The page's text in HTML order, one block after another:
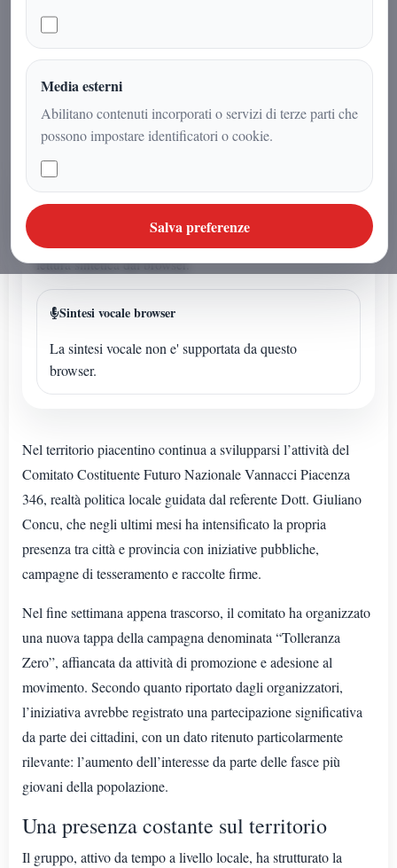
raccolte firme, registrando un
crescente interesse soprattutto tra gli
under 35.
Ascolta o avvia la sintesi
Se l'articolo non ha un audio dedicato puoi avviare la
lettura sintetica dal browser.
Sintesi vocale browser
La sintesi vocale non e' supportata da questo
browser.
Nel territorio piacentino continua a svilupparsi l’attività del
Comitato Costituente Futuro Nazionale Vannacci Piacenza
346, realtà politica locale guidata dal referente Dott. Giuliano
Concu, che negli ultimi mesi ha intensificato la propria
presenza tra città e provincia con iniziative pubbliche,
campagne di tesseramento e raccolte firme.
Nel fine settimana appena trascorso, il comitato ha organizzato
una nuova tappa della campagna denominata “Tolleranza
Zero”, affiancata da attività di promozione e adesione al
movimento. Secondo quanto riportato dagli organizzatori,
l’iniziativa avrebbe registrato una partecipazione significativa
da parte dei cittadini, con un dato ritenuto particolarmente
rilevante: l’aumento dell’interesse da parte delle fasce più
giovani della popolazione.
Una presenza costante sul territorio
Il gruppo, attivo da tempo a livello locale, ha strutturato la
Media esterni
Abilitano contenuti incorporati o servizi di terze parti che
possono impostare identificatori o cookie.
Salva preferenze